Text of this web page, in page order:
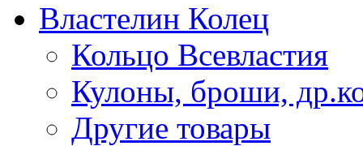
Властелин Колец
Кольцо Всевластия
Кулоны, броши,
Другие товары